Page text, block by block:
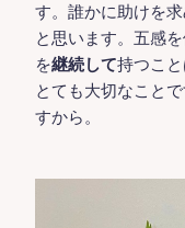
す。誰かに助けを
と思います。五感
を継続して持つこ
とても大切なこと
すから。